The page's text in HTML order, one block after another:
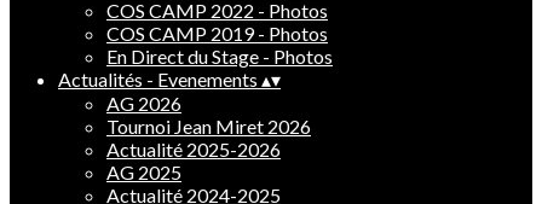
COS CAMP 2022 - Photos
COS CAMP 2019 - Photos
En Direct du Stage - Photos
Actualités - Evenements ▴▾
AG 2026
Tournoi Jean Miret 2026
Actualité 2025-2026
AG 2025
Actualité 2024-2025